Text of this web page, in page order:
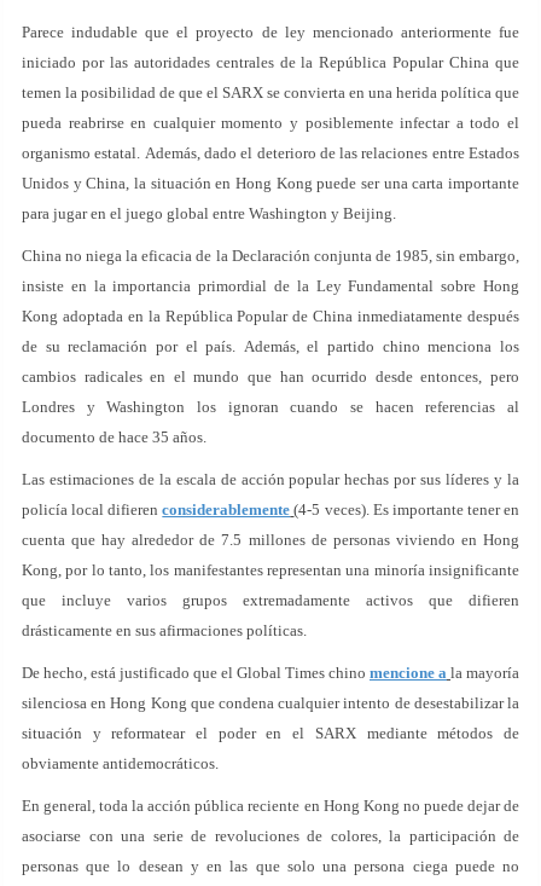
Parece indudable que el proyecto de ley mencionado anteriormente fue
iniciado por las autoridades centrales de la República Popular China que
temen la posibilidad de que el SARX se convierta en una herida política que
pueda reabrirse en cualquier momento y posiblemente infectar a todo el
organismo estatal. Además, dado el deterioro de las relaciones entre Estados
Unidos y China, la situación en Hong Kong puede ser una carta importante
para jugar en el juego global entre Washington y Beijing.
China no niega la eficacia de la Declaración conjunta de 1985, sin embargo,
insiste en la importancia primordial de la Ley Fundamental sobre Hong
Kong adoptada en la República Popular de China inmediatamente después
de su reclamación por el país. Además, el partido chino menciona los
cambios radicales en el mundo que han ocurrido desde entonces, pero
Londres y Washington los ignoran cuando se hacen referencias al
documento de hace 35 años.
Las estimaciones de la escala de acción popular hechas por sus líderes y la
policía local difierenconsiderablemente (4-5 veces). Es importante tener en
cuenta que hay alrededor de 7.5 millones de personas viviendo en Hong
Kong, por lo tanto, los manifestantes representan una minoría insignificante
que incluye varios grupos extremadamente activos que difieren
drásticamente en sus afirmaciones políticas.
De hecho, está justificado que el Global Times chino mencione a la mayoría
silenciosa en Hong Kong que condena cualquier intento de desestabilizar la
situación y reformatear el poder en el SARX mediante métodos de
obviamente antidemocráticos.
En general, toda la acción pública reciente en Hong Kong no puede dejar de
asociarse con una serie de revoluciones de colores, la participación de
personas que lo desean y en las que solo una persona ciega puede no